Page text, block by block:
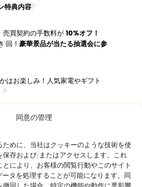
同意の管理
めに、当社はクッキーのような技術を使
保存および/またはアクセスします。これ
により、お客様の閲覧行動やこのサイト
タを処理することが可能になります。同
回した場合、特定の機能や動作に悪影響
特典内容?
買契約の手数料が 10%オフ！
回！ 豪華景品が当たる抽選会に参
はお楽しみ！人気家電やギフト
?
割引、その他特典との交換はで
するご質問等は受けかねます。
当社の厳正なる審査により決定